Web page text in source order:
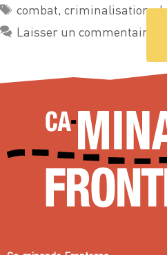
combat, criminalisation,
Laisser un commentaire